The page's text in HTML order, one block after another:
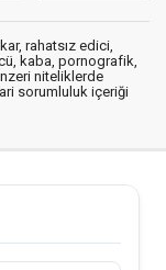
rahatsız edici,
kaba, pornografik,
niteliklerde
sorumluluk içeriği